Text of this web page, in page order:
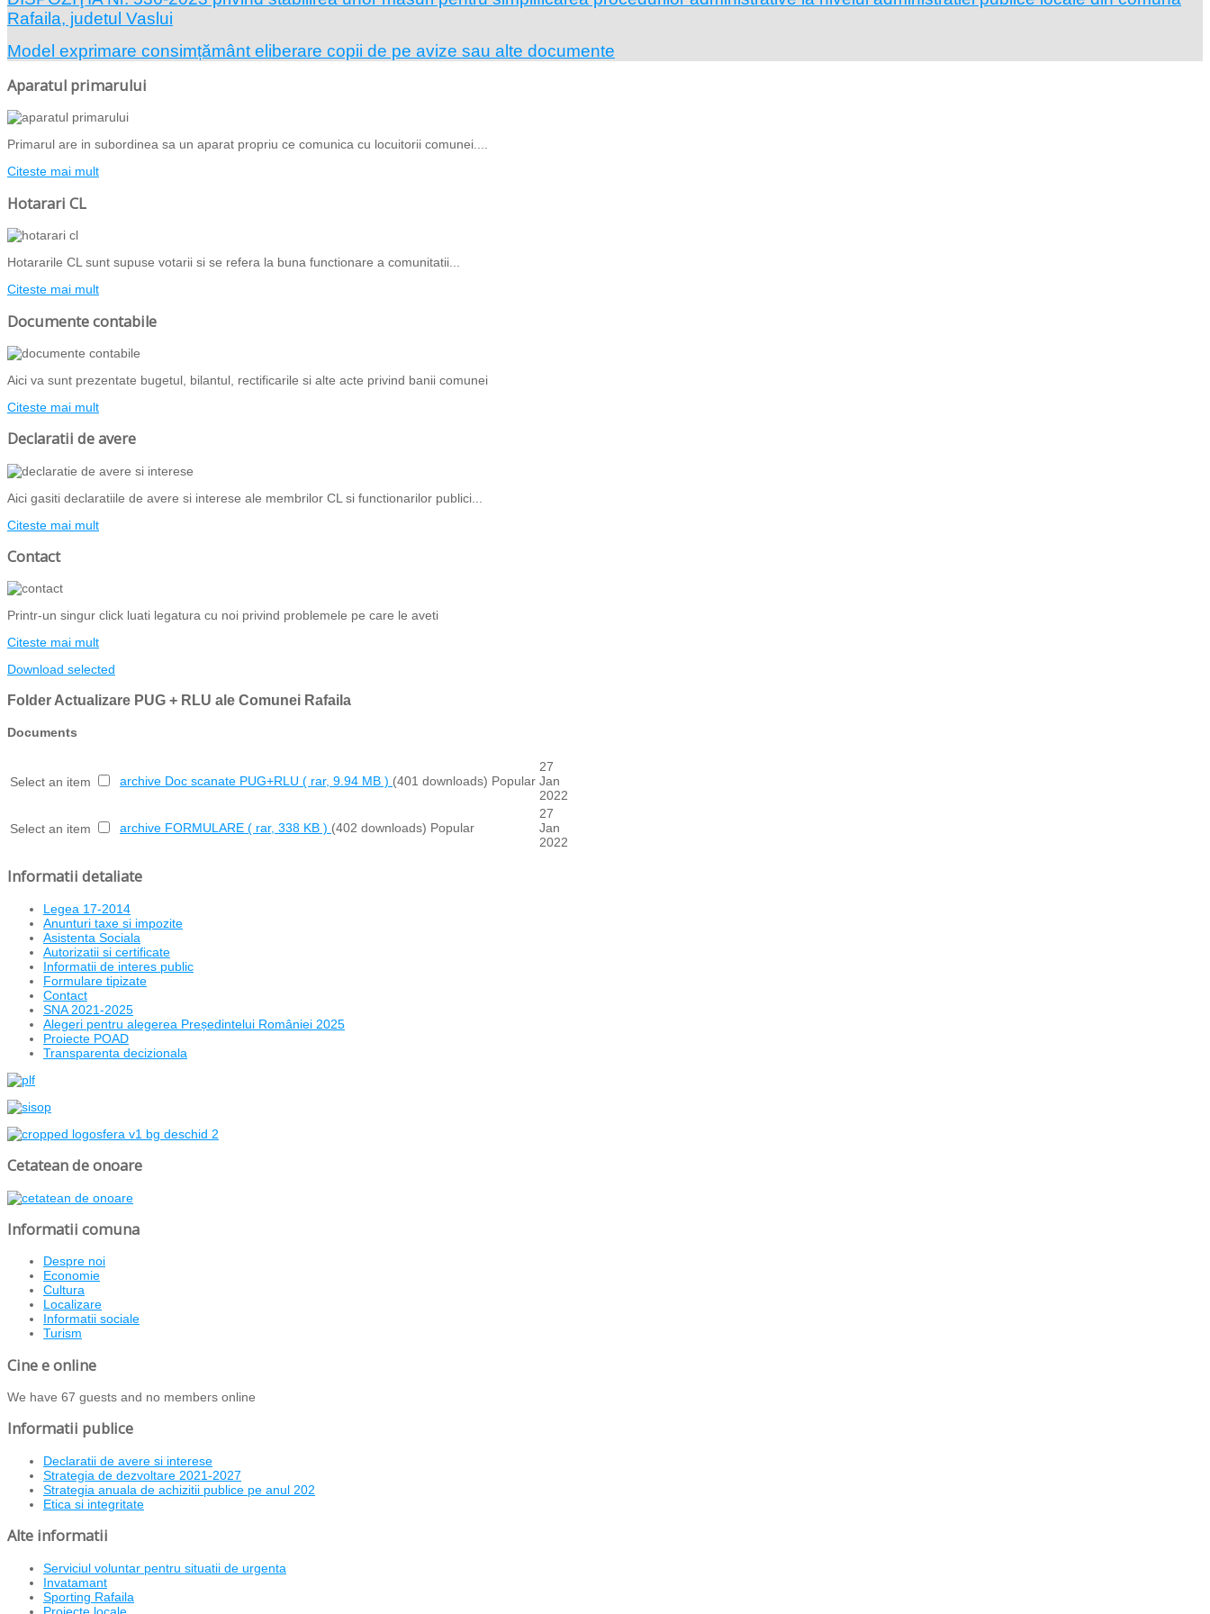
Rafaila, judetul Vaslui
Model exprimare consimțământ eliberare copii de pe avize sau alte documente
Aparatul primarului
Primarul are in subordinea sa un aparat propriu ce comunica cu locuitorii comunei....
Citeste mai mult
Hotarari CL
Hotararile CL sunt supuse votarii si se refera la buna functionare a comunitatii...
Citeste mai mult
Documente contabile
Aici va sunt prezentate bugetul, bilantul, rectificarile si alte acte privind banii comunei
Citeste mai mult
Declaratii de avere
Aici gasiti declaratiile de avere si interese ale membrilor CL si functionarilor publici...
Citeste mai mult
Contact
Printr-un singur click luati legatura cu noi privind problemele pe care le aveti
Citeste mai mult
Download selected
Folder Actualizare PUG + RLU ale Comunei Rafaila
Documents
Select an item archive Doc scanate PUG+RLU ( rar, 9.94 MB ) (401 downloads) Popular
27
Jan
2022
Select an item archive FORMULARE ( rar, 338 KB ) (402 downloads) Popular
27
Jan
2022
Informatii detaliate
Legea 17-2014
Anunturi taxe si impozite
Asistenta Sociala
Autorizatii si certificate
Informatii de interes public
Formulare tipizate
Contact
SNA 2021-2025
Alegeri pentru alegerea Președintelui României 2025
Proiecte POAD
Transparenta decizionala
Cetatean de onoare
Informatii comuna
Despre noi
Economie
Cultura
Localizare
Informatii sociale
Turism
Cine e online
We have 67 guests and no members online
Informatii publice
Declaratii de avere si interese
Strategia de dezvoltare 2021-2027
Strategia anuala de achizitii publice pe anul 202
Etica si integritate
Alte informatii
Serviciul voluntar pentru situatii de urgenta
Invatamant
Sporting Rafaila
Proiecte locale